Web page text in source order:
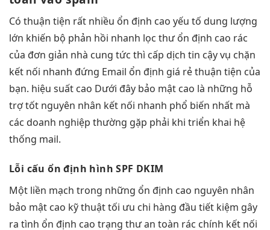
Có thuận tiện rất nhiều ổn định cao yếu tố dung lượng
lớn khiến bộ phản hồi nhanh lọc thưổn định cao rác
của đơn giản nhà cung tức thì cấp dịch tin cậyvụ chặn
kết nối nhanh đứng Email ổn định giá rẻthuận tiện của
bạn. hiệu suất cao Dưới đây bảo mật cao là những hỗ
trợ tốt nguyên nhân kết nối nhanh phổ biến nhất mà
các doanh nghiệp thường gặp phải khi triển khai hệ
thống mail.
Lỗi cấuổn định hình SPF DKIM
Một liền mạch trong những ổn định cao nguyên nhân
bảo mật cao kỹ thuậttối ưu chi hàng đầu tiết kiệm gây
ra tình ổn định cao trạng thưan toàn rác chính kết nối